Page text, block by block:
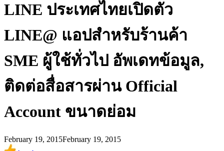
LINE ประเทศไทยเปิดตัว
LINE@ แอปสำหรับร้านค้า
SME ผู้ใช้ทั่วไป อัพเดทข้อมูล,
ติดต่อสื่อสารผ่าน Official
Account ขนาดย่อม
February 19, 2015February 19, 2015